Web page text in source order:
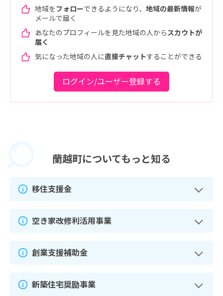
地域をフォローできるようになり、 地域の最新情報が
メールで届く
あなたのプロフィールを見た地域の人から スカウトが
届く
気になった地域の人に直接チャットすることができる
ログイン/ユーザー登録する
蘭越町についてもっと知る
移住支援金
空き家改修利活用事業
創業支援補助金
新築住宅奨励事業